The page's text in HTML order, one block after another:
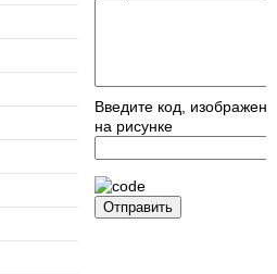
Введите код,
на рисунке
Отправить